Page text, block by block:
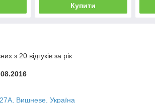
Купити
з 20 відгуків за рік
27А, Вишневе, Україна